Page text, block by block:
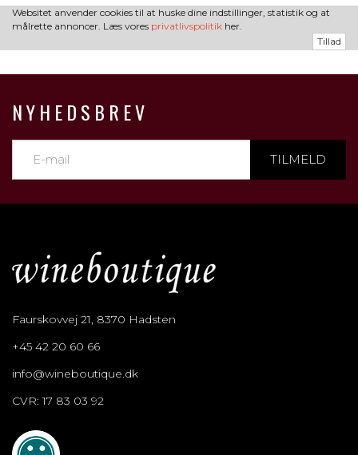
Websitet anvender cookies til at huske dine indstillinger, statistik og at
målrette annoncer. Læs vores privatlivspolitik her.
Tillad
NYHEDSBREV
TILMELD
Faurskovvej 21, 8370 Hadsten
+45 42 20 60 66
info@wineboutique.dk
CVR: 17 83 03 92